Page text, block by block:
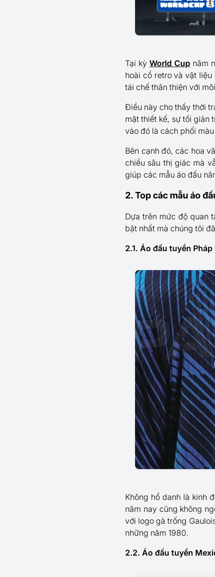
Tại kỳ World Cup năm
hoài cổ retro và vật
tái chế thân thiện với
Điều này cho thấy thời
mặt thiết kế, sự tối giản
vào đó là cách phối
Bên cạnh đó, các hoa
chiều sâu thị giác mà
giúp các mẫu áo đấu
2. Top các mẫu áo
Dựa trên mức độ quan
bật nhất mà chúng tôi
2.1. Áo đấu tuyển
Không hổ danh là kinh
năm nay cũng không
với logo gà trống
những năm 1980.
2.2. Áo đấu tuyển